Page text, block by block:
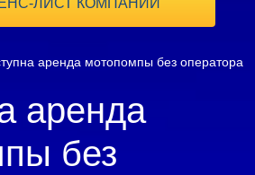
ЛИСТ КОМПАНИИ
аренда мотопомпы без оператора
аренда
без